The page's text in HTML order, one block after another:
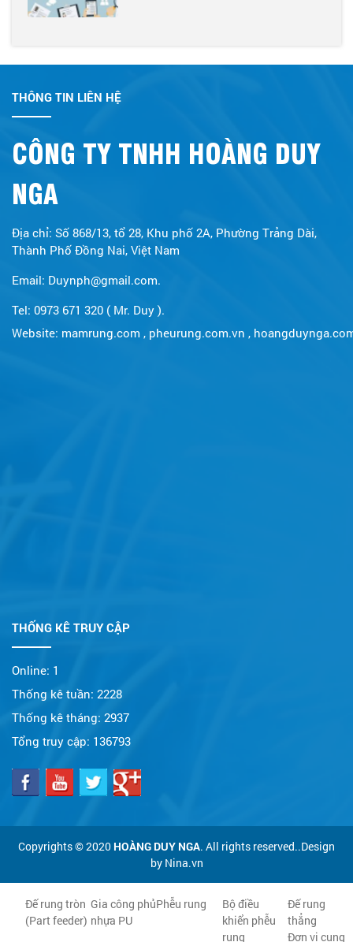
THÔNG TIN LIÊN HỆ
CÔNG TY TNHH HOÀNG DUY
NGA
Địa chỉ: Số 868/13, tổ 28, Khu phố 2A, Phường Trảng Dài,
Thành Phố Đồng Nai, Việt Nam
Email: Duynph@gmail.com.
Tel: 0973 671 320 ( Mr. Duy ).
Website: mamrung.com , pheurung.com.vn ,
THỐNG KÊ TRUY CẬP
Online: 1
Thống kê tuần: 2228
Thống kê tháng: 2937
Tổng truy cập: 136793
Copyrights © 2020 HOÀNG DUY NGA. All rights reserved..Design
by Nina.vn
Đế rung tròn
(Part feeder)
Gia công phủ
nhựa PU
Phễu rung
Bộ điều
khiển phễu
rung
Đế rung
thẳng
Đơn vị cung